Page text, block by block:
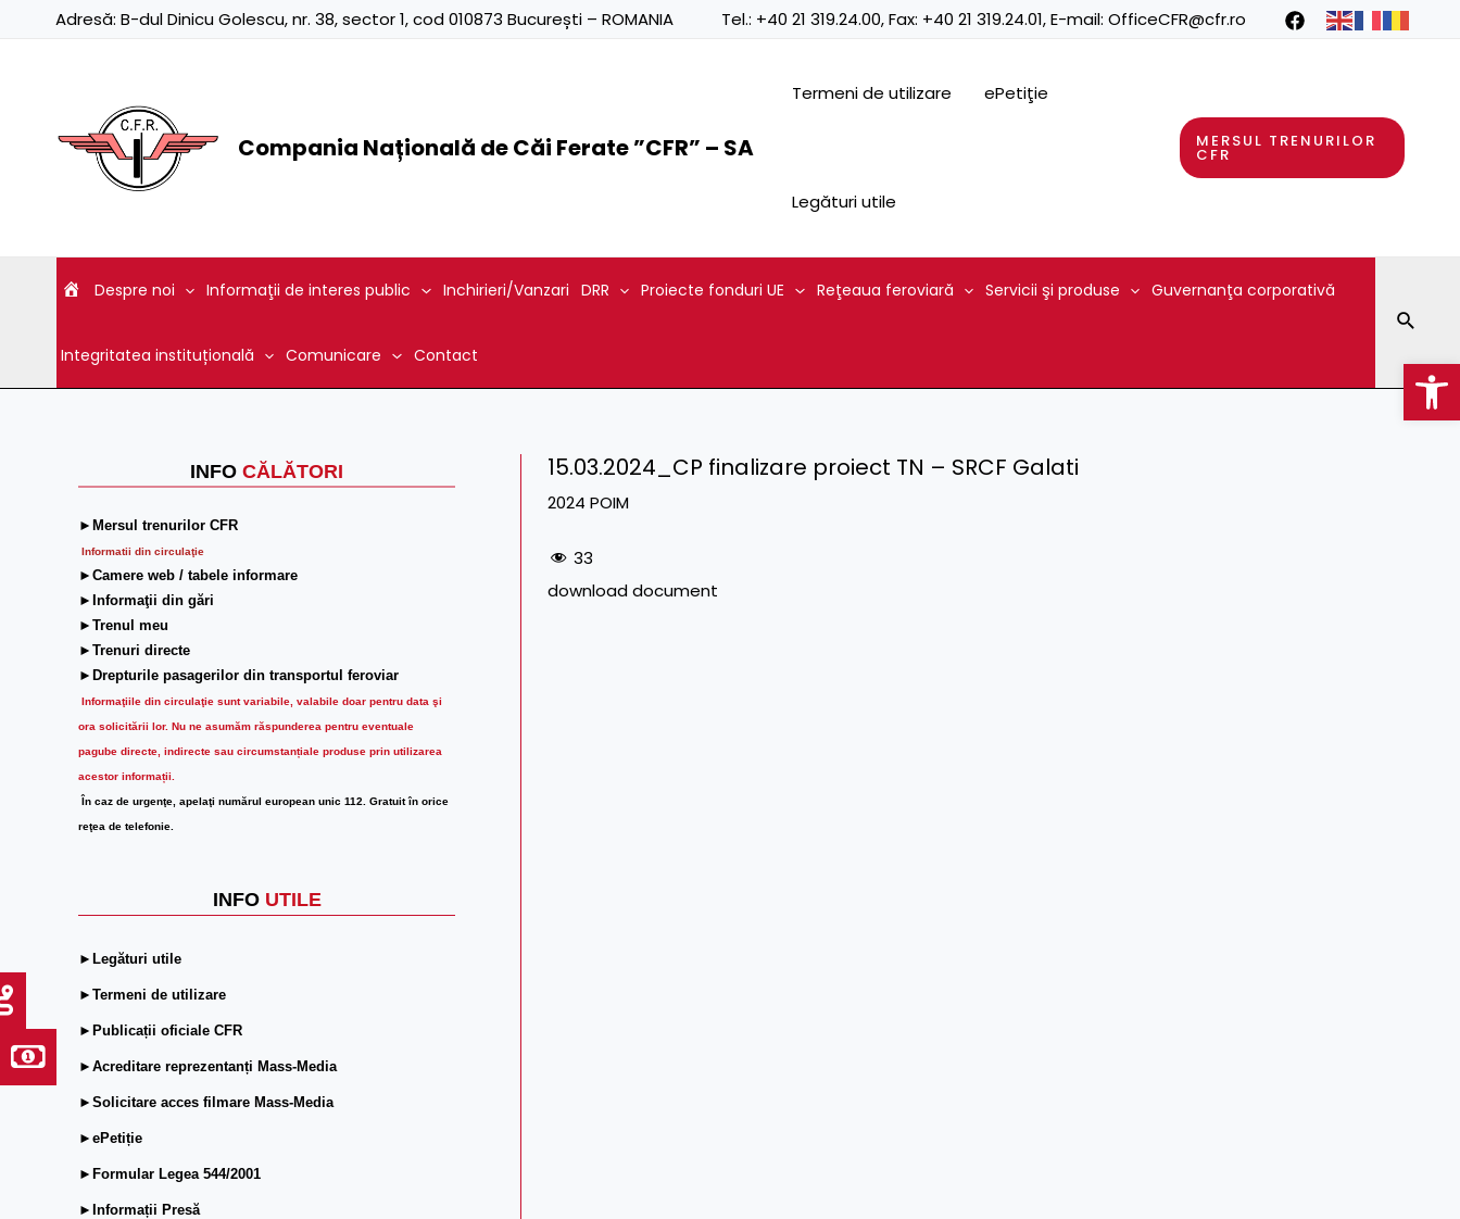
Adresă: B-dul Dinicu Golescu, nr. 38, sector 1, cod 010873 București – ROMANIA Tel.: +40 21 319.24.00, Fax: +40 21 319.24.01, E-mail: OfficeCFR@cfr.ro
Compania Națională de Căi Ferate ”CFR” – SA
Termeni de utilizare ePetiţie
Legături utile
MERSUL TRENURILOR
CFR
Despre noi Informaţii de interes public Inchirieri/Vanzari DRR Proiecte fonduri UE Reţeaua feroviară Servicii şi produse Guvernanţa corporativă
Integritatea instituțională Comunicare Contact
INFO CĂLĂTORI
►Mersul trenurilor CFR
Informatii din circulaţie
►Camere web / tabele informare
►Informaţii din gări
►Trenul meu
►Trenuri directe
►Drepturile pasagerilor din transportul feroviar
Informaţiile din circulaţie sunt variabile, valabile doar pentru data şi
ora solicitării lor. Nu ne asumăm răspunderea pentru eventuale
pagube directe, indirecte sau circumstanțiale produse prin utilizarea
acestor informații.
În caz de urgenţe, apelaţi numărul european unic 112. Gratuit în orice
reţea de telefonie.
INFO UTILE
►Legături utile
►Termeni de utilizare
►Publicații oficiale CFR
►Acreditare reprezentanți Mass-Media
►Solicitare acces filmare Mass-Media
►ePetiție
►Formular Legea 544/2001
►Informații Presă
15.03.2024_CP finalizare proiect TN – SRCF Galati
2024 POIM
33
download document